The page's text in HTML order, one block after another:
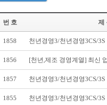
번 호 제
1858 천년경영3/천년경영3CS/
1856 [천년,제조 경영계열] 최신
1857 천년경영3/천년경영3CS/
1855 천년경영3/천년경영3CS/